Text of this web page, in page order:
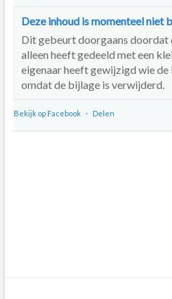
Deze inhoud is momenteel niet
Dit gebeurt doorgaans doordat
alleen heeft gedeeld met een
eigenaar heeft gewijzigd wie
omdat de bijlage is verwijderd.
Bekijk op Facebook · Delen